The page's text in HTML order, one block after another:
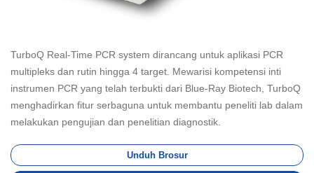
TurboQ Real-Time PCR system dirancang untuk aplikasi PCR
multipleks dan rutin hingga 4 target. Mewarisi kompetensi inti
instrumen PCR yang telah terbukti dari Blue-Ray Biotech, TurboQ
menghadirkan fitur serbaguna untuk membantu peneliti lab dalam
melakukan pengujian dan penelitian diagnostik.
Unduh Brosur